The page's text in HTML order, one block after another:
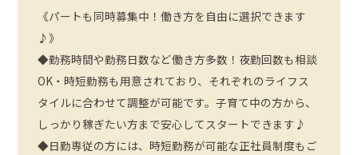
《パートも同時募集中！働き方を自由に選択できます
♪》
◆勤務時間や勤務日数など働き方多数！夜勤回数も相談
OK・時短勤務も用意されており、それぞれのライフス
タイルに合わせて調整が可能です。子育て中の方から、
しっかり稼ぎたい方まで安心してスタートできます♪
◆日勤専従の方には、時短勤務が可能な正社員制度もご